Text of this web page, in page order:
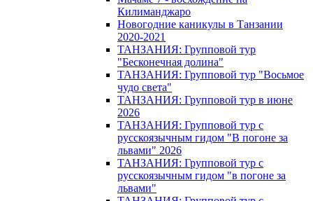
Килиманджаро
Новогодние каникулы в Танзании
2020-2021
ТАНЗАНИЯ: Групповой тур
"Бесконечная долина"
ТАНЗАНИЯ: Групповой тур "Восьмое
чудо света"
ТАНЗАНИЯ: Групповой тур в июне
2026
ТАНЗАНИЯ: Групповой тур с
русскоязычным гидом "В погоне за
львами" 2026
ТАНЗАНИЯ: Групповой тур с
русскоязычным гидом "в погоне за
львами"